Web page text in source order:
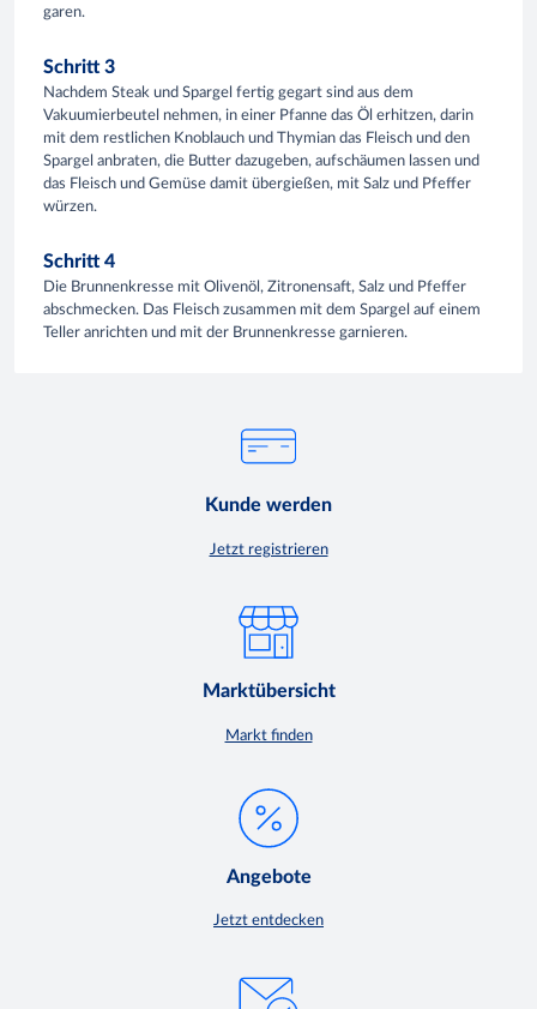
garen.
Schritt 3
Nachdem Steak und Spargel fertig gegart sind aus dem
Vakuumierbeutel nehmen, in einer Pfanne das Öl erhitzen, darin
mit dem restlichen Knoblauch und Thymian das Fleisch und den
Spargel anbraten, die Butter dazugeben, aufschäumen lassen und
das Fleisch und Gemüse damit übergießen, mit Salz und Pfeffer
würzen.
Schritt 4
Die Brunnenkresse mit Olivenöl, Zitronensaft, Salz und Pfeffer
abschmecken. Das Fleisch zusammen mit dem Spargel auf einem
Teller anrichten und mit der Brunnenkresse garnieren.
Kunde werden
Jetzt registrieren
Marktübersicht
Markt finden
Angebote
Jetzt entdecken